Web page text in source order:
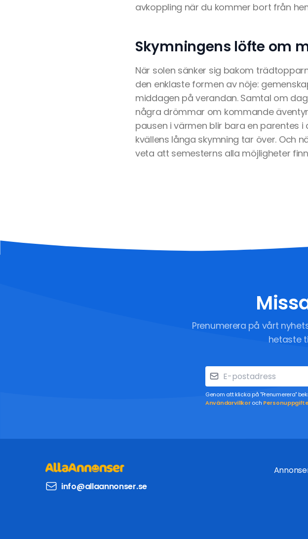
avkoppling när du kommer bort från
Skymningens löfte om
När solen sänker sig bakom
den enklaste formen av nöje:
middagen på verandan. Samtal om
några drömmar om kommande
pausen i värmen blir bara en parentes
kvällens långa skymning tar över. Och
veta att semesterns alla möjligheter
Prenumerera på vårt
hetaste
Genom att klicka på "Prenumerera"
Användarvillkoroch
info@allaannonser.se